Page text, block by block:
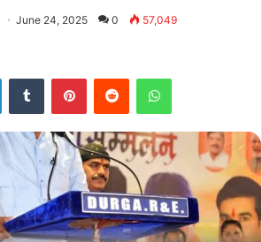
June 24, 2025 0 57,049
LinkedInTumblr PinterestReddit WhatsApp